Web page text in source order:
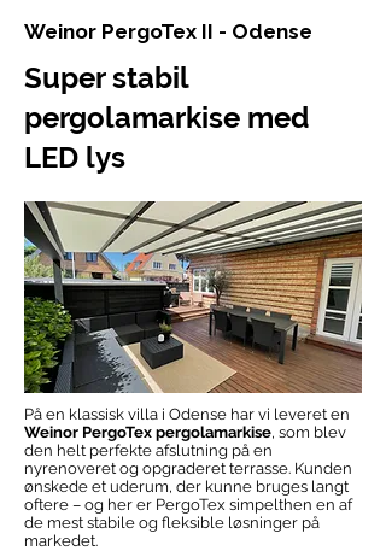
Weinor PergoTex II - Odense
Super stabil
pergolamarkise med
LED lys
På en klassisk villa i Odense har vi leveret en
Weinor PergoTex pergolamarkise, som blev
den helt perfekte afslutning på en
nyrenoveret og opgraderet terrasse. Kunden
ønskede et uderum, der kunne bruges langt
oftere – og her er PergoTex simpelthen en af
de mest stabile og fleksible løsninger på
markedet.